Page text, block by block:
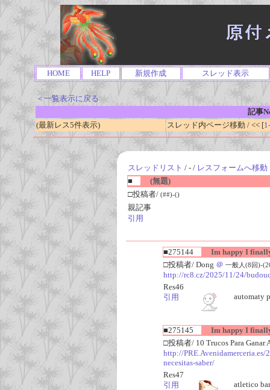
HOME HELP 新規作成 スレッド表示
＜一覧表示に戻る
記事
(最新レス5件表示)
スレッド内ページ移動 / << [
スレッドリスト / - / レスフォームへ移動
■
(無題)
□投稿者/ (##)-()
親記事
引用
■275144
Im happy I
□投稿者/ Dong ＠ 一般人(8回)-
http://rc8.cz/2025/11/24/
Res46
引用
automaty
■275145
Im happy I
□投稿者/ 10 Trucos Para Ganar
http://PRE.Avenidamerceria.es/
necesitas-saber/
Res47
引用
atletico